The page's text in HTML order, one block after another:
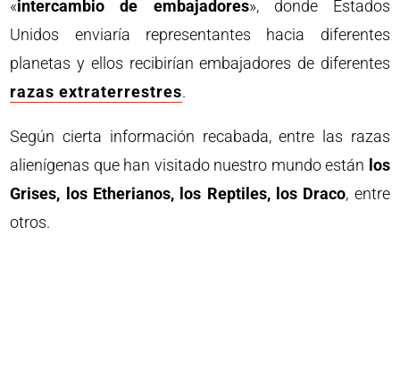
«intercambio de embajadores», donde Estados
Unidos enviaría representantes hacia diferentes
planetas y ellos recibirían embajadores de diferentes
razas extraterrestres.
Según cierta información recabada, entre las razas
alienígenas que han visitado nuestro mundo están los
Grises, los Etherianos, los Reptiles, los Draco, entre
otros.